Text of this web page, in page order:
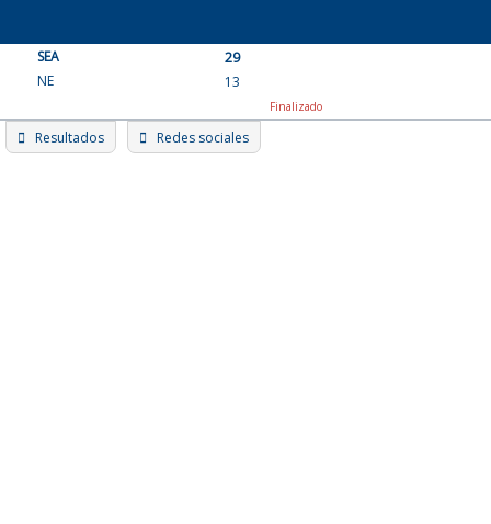
content
SEA
29
NE
13
Finalizado
Resultados Redes sociales